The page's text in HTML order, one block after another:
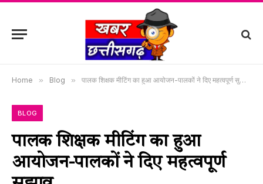
Home » Blog » पालक शिक्षक मीटिंग का हुआ आयोजन-पालकों ने दिए महत्वपूर्ण सुझाव…..
BLOG
पालक शिक्षक मीटिंग का हुआ
आयोजन-पालकों ने दिए महत्वपूर्ण